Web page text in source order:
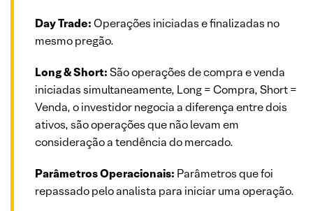
Day Trade:Operações iniciadas e finalizadas no
mesmo pregão.
Long & Short:São operações de compra e venda
iniciadas simultaneamente, Long = Compra, Short =
Venda, o investidor negocia a diferença entre dois
ativos, são operações que não levam em
consideração a tendência do mercado.
Parâmetros Operacionais: Parâmetros que foi
repassado pelo analista para iniciar uma operação.